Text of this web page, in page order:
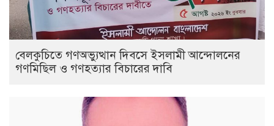
বেলকুচিতে গণঅভ্যুত্থান দিবসে ইসলামী আন্দোলনের
গণমিছিল ও গণহত্যার বিচারের দাবি